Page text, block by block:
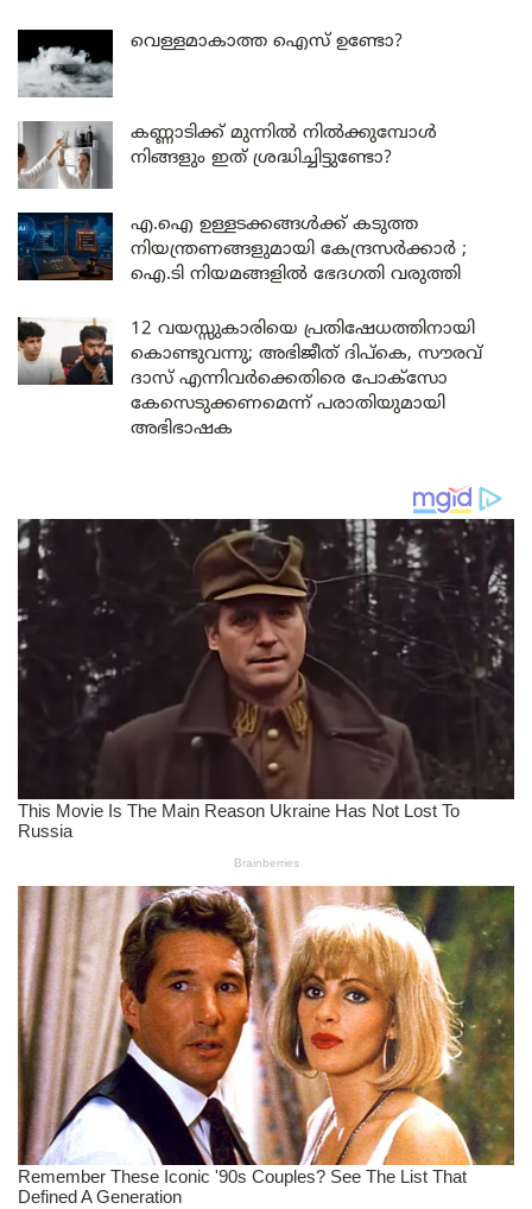
വെള്ളമാകാത്ത ഐസ് ഉണ്ടോ?
കണ്ണാടിക്ക് മുന്നിൽ നിൽക്കുമ്പോൾ
നിങ്ങളും ഇത് ശ്രദ്ധിച്ചിട്ടുണ്ടോ?
എ.ഐ ഉള്ളടക്കങ്ങൾക്ക് കടുത്ത
നിയന്ത്രണങ്ങളുമായി കേന്ദ്രസർക്കാർ ;
ഐ.ടി നിയമങ്ങളിൽ ഭേദഗതി വരുത്തി
12 വയസ്സുകാരിയെ പ്രതിഷേധത്തിനായി
കൊണ്ടുവന്നു; അഭിജീത് ദിപ്കെ, സൗരവ്
ദാസ് എന്നിവർക്കെതിരെ പോക്സോ
കേസെടുക്കണമെന്ന് പരാതിയുമായി
അഭിഭാഷക